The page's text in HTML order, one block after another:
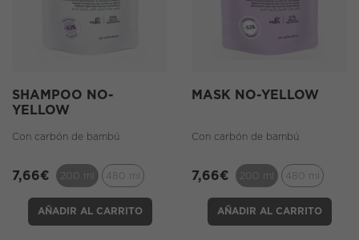
SHAMPOO NO-
YELLOW
Con carbón de bambú
7,66€ 200 ml 480 ml
AÑADIR AL CARRITO
MASK NO-YELLOW
Con carbón de bambú
7,66€ 200 ml 480 ml
AÑADIR AL CARRITO